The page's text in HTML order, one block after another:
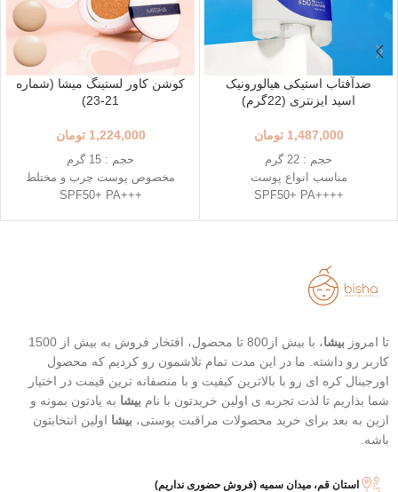
ضدآفتاب استیکی هیالورونیک
اسید ایزنتری (22گرم)
1,487,000 تومان
حجم : 22 گرم
مناسب انواع پوست
++++SPF50+ PA
تاریخ انقضاء : 2026/03/04
کوشن کاور لستینگ میشا (شماره
21-23)
1,224,000 تومان
حجم : 15 گرم
مخصوص پوست چرب و مختلط
+++SPF50+ PA
تا امروز بیشا
، با بیش از800 تا محصول، افتخار فروش به بیش از 1500
کاربر رو داشته. ما در این مدت تمام تلاشمون رو کردیم که محصول
اورجینال کره ای رو با بالاترین کیفیت و با منصفانه ترین قیمت در اختیار
شما بذاریم تا لذت تجربه ی اولین خریدتون با نام بیشا به یادتون بمونه و
ازین به بعد برای خرید محصولات مراقبت پوستی، بیشا اولین انتخابتون
باشه.
استان قم، میدان سمیه (فروش حضوری نداریم)